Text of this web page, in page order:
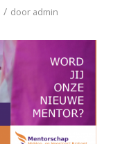
/ door admin